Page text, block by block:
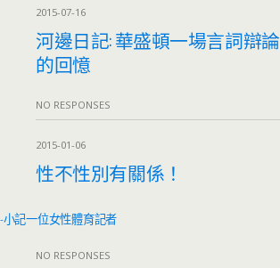
2015-07-16
河邊日記: 華盛頓一場言詞辯論
的回憶
NO RESPONSES
2015-01-06
性不性別有關係！
-小記一位女性體育記者
NO RESPONSES